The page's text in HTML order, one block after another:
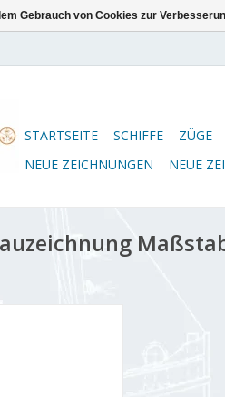
STARTSEITE SCHIFFE ZÜGE
NEUE ZEICHNUNGEN
NEUE
Gebrauch von Cookies zur